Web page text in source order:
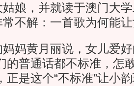
娘，并就读于澳门大
不解：一首歌为何能让
黄月丽说，女儿爱好
的普通话都不标准，怎
正是这个“不标准”让小